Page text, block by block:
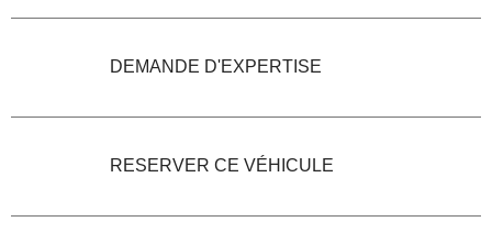
DEMANDE D'EXPERTISE
RESERVER CE VÉHICULE